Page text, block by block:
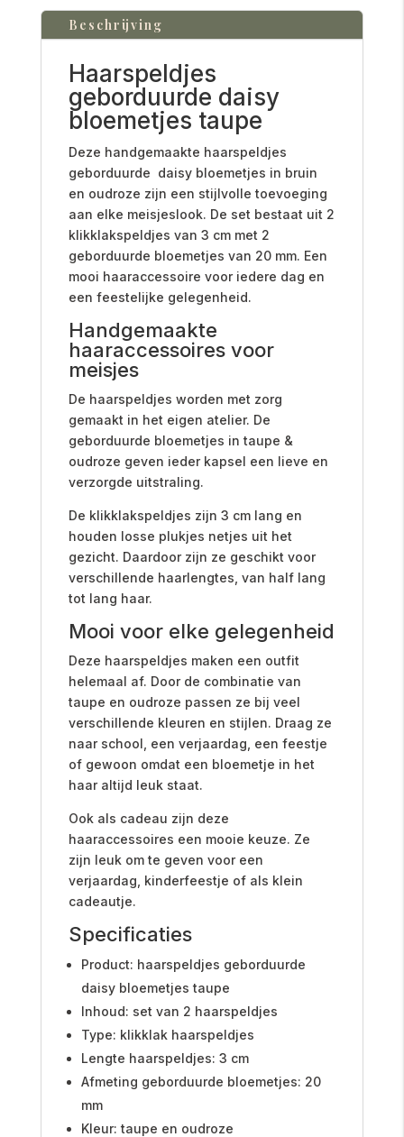
Beschrijving
Haarspeldjes
geborduurde daisy
bloemetjes taupe
Deze handgemaakte haarspeldjes
geborduurde daisy bloemetjes in bruin
en oudroze zijn een stijlvolle toevoeging
aan elke meisjeslook. De set bestaat uit 2
klikklakspeldjes van 3 cm met 2
geborduurde bloemetjes van 20 mm. Een
mooi haaraccessoire voor iedere dag en
een feestelijke gelegenheid.
Handgemaakte
haaraccessoires voor
meisjes
De haarspeldjes worden met zorg
gemaakt in het eigen atelier. De
geborduurde bloemetjes in taupe &
oudroze geven ieder kapsel een lieve en
verzorgde uitstraling.
De klikklakspeldjes zijn 3 cm lang en
houden losse plukjes netjes uit het
gezicht. Daardoor zijn ze geschikt voor
verschillende haarlengtes, van half lang
tot lang haar.
Mooi voor elke gelegenheid
Deze haarspeldjes maken een outfit
helemaal af. Door de combinatie van
taupe en oudroze passen ze bij veel
verschillende kleuren en stijlen. Draag ze
naar school, een verjaardag, een feestje
of gewoon omdat een bloemetje in het
haar altijd leuk staat.
Ook als cadeau zijn deze
haaraccessoires een mooie keuze. Ze
zijn leuk om te geven voor een
verjaardag, kinderfeestje of als klein
cadeautje.
Specificaties
Product: haarspeldjes geborduurde
daisy bloemetjes taupe
Inhoud: set van 2 haarspeldjes
Type: klikklak haarspeldjes
Lengte haarspeldjes: 3 cm
Afmeting geborduurde bloemetjes: 20
mm
Kleur: taupe en oudroze